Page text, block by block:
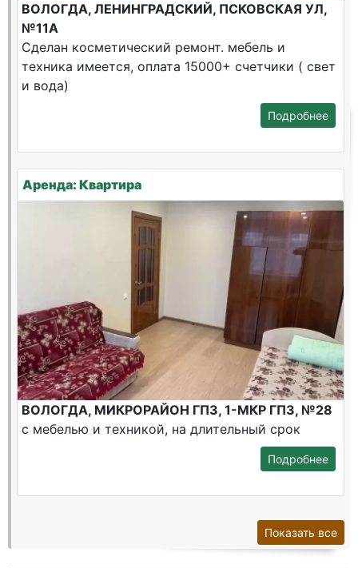
ВОЛОГДА, ЛЕНИНГРАДСКИЙ, ПСКОВСКАЯ УЛ,
№11А
Сделан косметический ремонт. мебель и
техника имеется, оплата 15000+ счетчики ( свет
и вода)
Подробнее
Аренда: Квартира
ВОЛОГДА, МИКРОРАЙОН ГПЗ, 1-МКР ГПЗ, №28
с мебелью и техникой, на длительный срок
Подробнее
Показать все